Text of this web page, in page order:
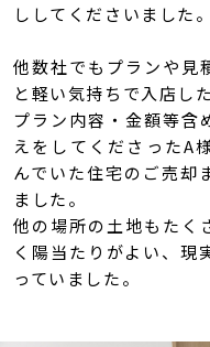
ししてくださいました。
他数社でもプランや見
と軽い気持ちで入店し
プラン内容・金額等含
えをしてくださったA
んでいた住宅のご売却
ました。
他の場所の土地もたく
く陽当たりがよい、現
っていました。